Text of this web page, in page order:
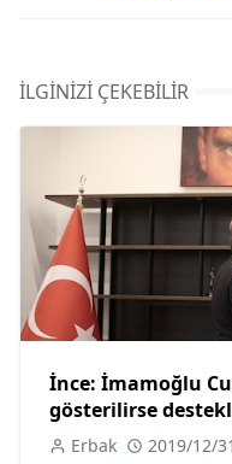
İLGINIZI ÇEKEBILIR
İnce: İmamoğlu
gösterilirse
Erbak 2019/12/31